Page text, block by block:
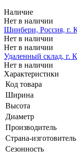
Наличие
Нет в наличии
Шинбери, Россия, г.
Нет в наличии
Нет в наличии
Удаленный склад, г.
Нет в наличии
Характеристики
Код товара
Ширина
Высота
Диаметр
Производитель
Страна-изготовитель
Сезонность